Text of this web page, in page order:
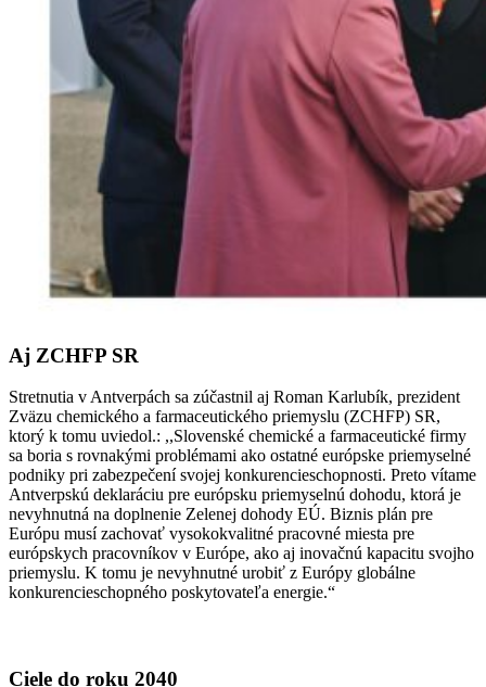
Aj ZCHFP SR
Stretnutia v Antverpách sa zúčastnil aj Roman Karlubík, prezident
Zväzu chemického a farmaceutického priemyslu (ZCHFP) SR,
ktorý k tomu uviedol.: ,,Slovenské chemické a farmaceutické firmy
sa boria s rovnakými problémami ako ostatné európske priemyselné
podniky pri zabezpečení svojej konkurencieschopnosti. Preto vítame
Antverpskú deklaráciu pre európsku priemyselnú dohodu, ktorá je
nevyhnutná na doplnenie Zelenej dohody EÚ. Biznis plán pre
Európu musí zachovať vysokokvalitné pracovné miesta pre
európskych pracovníkov v Európe, ako aj inovačnú kapacitu svojho
priemyslu. K tomu je nevyhnutné urobiť z Európy globálne
konkurencieschopného poskytovateľa energie.“
Ciele do roku 2040